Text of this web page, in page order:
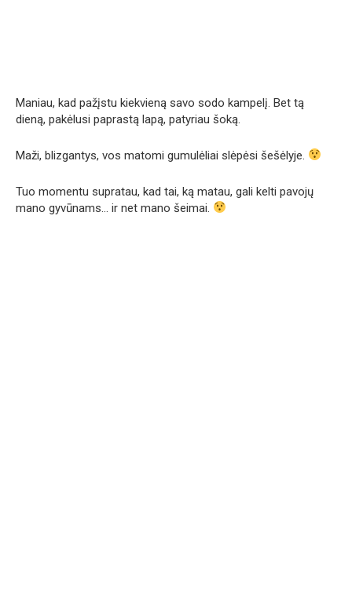
Maniau, kad pažįstu kiekvieną savo sodo kampelį. Bet tą
dieną, pakėlusi paprastą lapą, patyriau šoką.
Maži, blizgantys, vos matomi gumulėliai slėpėsi šešėlyje.
Tuo momentu supratau, kad tai, ką matau, gali kelti pavojų
mano gyvūnams… ir net mano šeimai.